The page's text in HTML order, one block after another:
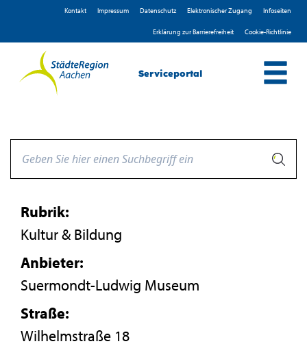
Zum Hauptinhalt springen
Zum Hauptinhalt
Kontakt Impressum D­atenschutz Elektronischer Zugang Infoseiten
Erklärung zur Barrierefreiheit Cookie-Richtlinie
Serviceportal
Rubrik:
Kultur & Bildung
Anbieter:
Suermondt-Ludwig Museum
Straße:
Wilhelmstraße 18